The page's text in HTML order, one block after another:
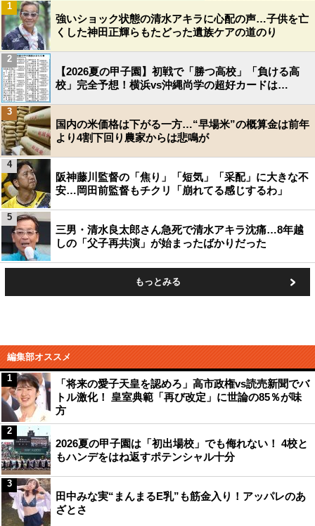
強いショック状態の清水アキラに心配の声…子供を亡
くした神田正輝らもたどった遺族ケアの道のり
1
【2026夏の甲子園】初戦で「勝つ高校」「負ける高
校」完全予想！横浜vs沖縄尚学の超好カードは…
2
国内の米価格は下がる一方…“早場米”の概算金は前年
より4割下回り農家からは悲鳴が
3
阪神藤川監督の「焦り」「短気」「采配」に大きな不
安…岡田前監督もチクリ「崩れてる感じするわ」
4
三男・清水良太郎さん急死で清水アキラ沈痛…8年越
しの「父子再共演」が始まったばかりだった
5
もっとみる
編集部オススメ
「将来の愛子天皇を認めろ」高市政権vs読売新聞でバ
トル激化！ 皇室典範「再び改定」に世論の85％が味
方
1
2026夏の甲子園は「初出場校」でも侮れない！ 4校と
もハンデをはね返すポテンシャル十分
2
田中みな実“まんまるE乳”も筋金入り！アッパレのあ
ざとさ
3